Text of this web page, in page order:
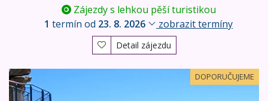
Zájezdy s lehkou pěší turistikou
1 termín od 23. 8. 2026 zobrazit termíny
Detail zájezdu
DOPORUČUJEME
Alpy pro seniory - NP Vysoké Taury a termální lázně Bad